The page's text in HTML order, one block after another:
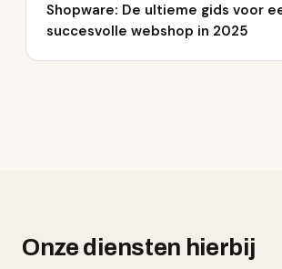
Shopware: De ultieme gids voor
succesvolle webshop in 2025
Onze diensten hierbij